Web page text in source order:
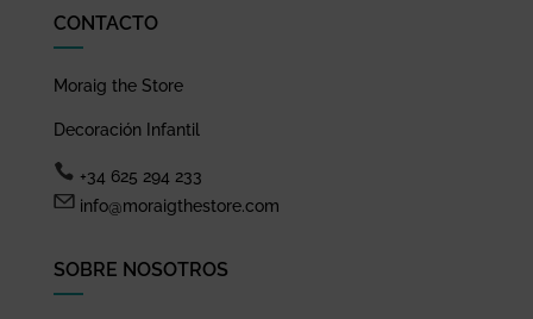
CONTACTO
Moraig the Store
Decoración Infantil
+34 625 294 233
info@moraigthestore.com
SOBRE NOSOTROS